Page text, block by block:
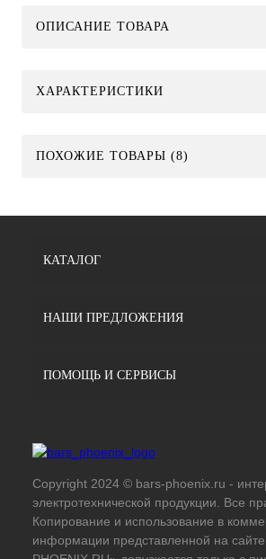
ОПИСАНИЕ ТОВАРА
ХАРАКТЕРИСТИКИ
ПОХОЖИЕ ТОВАРЫ (8)
КАТАЛОГ
НАШИ ПРЕДЛОЖЕНИЯ
ПОМОЩЬ И СЕРВИСЫ
Copyright 2024 © bars-phoenix.ru -
электротехнической продукции. Все
Копирование и использование в
информации представленной на